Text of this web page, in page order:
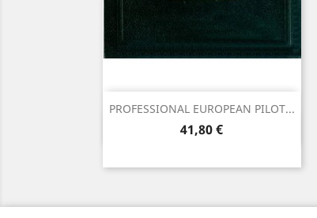
PROFESSIONAL EUROPEAN PILOT...
Precio
41,80 €
Vista rápida